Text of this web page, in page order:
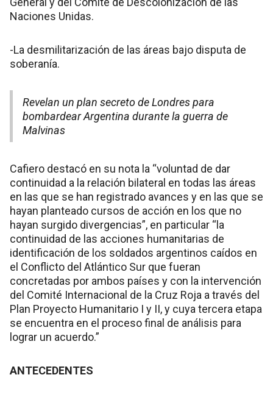
Naciones Unidas.
-La desmilitarización de las áreas bajo disputa de
soberanía.
Revelan un plan secreto de Londres para
bombardear Argentina durante la guerra de
Malvinas
Cafiero destacó en su nota la “voluntad de dar
continuidad a la relación bilateral en todas las áreas
en las que se han registrado avances y en las que se
hayan planteado cursos de acción en los que no
hayan surgido divergencias”, en particular “la
continuidad de las acciones humanitarias de
identificación de los soldados argentinos caídos en
el Conflicto del Atlántico Sur que fueran
concretadas por ambos países y con la intervención
del Comité Internacional de la Cruz Roja a través del
Plan Proyecto Humanitario I y II, y cuya tercera etapa
se encuentra en el proceso final de análisis para
lograr un acuerdo.”
ANTECEDENTES